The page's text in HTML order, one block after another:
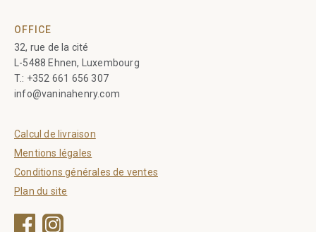
OFFICE
32, rue de la cité
L-5488 Ehnen, Luxembourg
T.: +352 661 656 307
info@vaninahenry.com
Calcul de livraison
Mentions légales
Conditions générales de ventes
Plan du site